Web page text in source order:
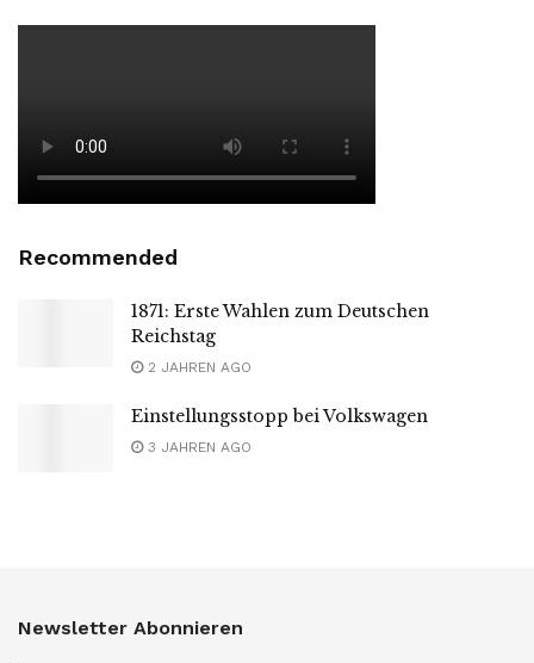
Recommended
1871: Erste Wahlen zum Deutschen
Reichstag
2 JAHREN AGO
Einstellungsstopp bei Volkswagen
3 JAHREN AGO
Newsletter Abonnieren